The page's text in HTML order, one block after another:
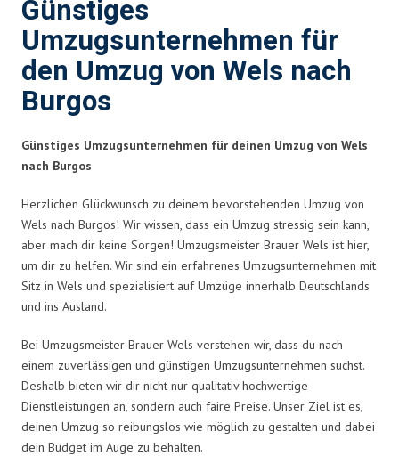
Günstiges
Umzugsunternehmen für
den Umzug von Wels nach
Burgos
Günstiges Umzugsunternehmen für deinen Umzug von Wels
nach Burgos
Herzlichen Glückwunsch zu deinem bevorstehenden Umzug von
Wels nach Burgos! Wir wissen, dass ein Umzug stressig sein kann,
aber mach dir keine Sorgen! Umzugsmeister Brauer Wels ist hier,
um dir zu helfen. Wir sind ein erfahrenes Umzugsunternehmen mit
Sitz in Wels und spezialisiert auf Umzüge innerhalb Deutschlands
und ins Ausland.
Bei Umzugsmeister Brauer Wels verstehen wir, dass du nach
einem zuverlässigen und günstigen Umzugsunternehmen suchst.
Deshalb bieten wir dir nicht nur qualitativ hochwertige
Dienstleistungen an, sondern auch faire Preise. Unser Ziel ist es,
deinen Umzug so reibungslos wie möglich zu gestalten und dabei
dein Budget im Auge zu behalten.